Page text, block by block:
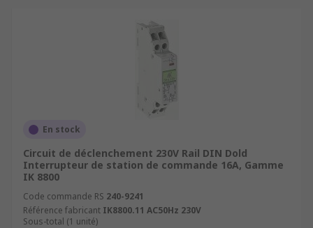
En stock
Circuit de déclenchement 230V Rail DIN Dold
Interrupteur de station de commande 16A, Gamme
IK 8800
Code commande RS 240-9241
Référence fabricant IK8800.11 AC50Hz 230V
Sous-total (1 unité)